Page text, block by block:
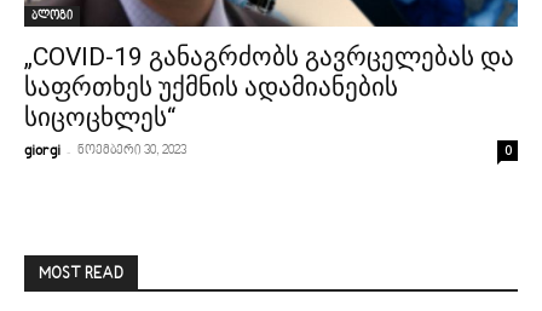
ბლოგი
„COVID-19 განაგრძობს გავრცელებას და
საფრთხეს უქმნის ადამიანების
სიცოცხლეს“
giorgi - ნოემბერი 30, 2023 0
MOST READ